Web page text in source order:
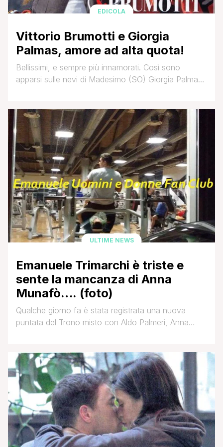
EDICOLA
Vittorio Brumotti e Giorgia
Palmas, amore ad alta quota!
Bellissimi, e sempre più innamorati. Così sono
apparsi sulle nevi di Madesimo (SO) Giorgia Palmas
più. Il campione di bike trial, come al suo solito, si è
esibito in una serie di acrobazie, ma l'ex naufraga lo
guardava tranquilla: [']
ULTIME NEWS
Emanuele Trimarchi è triste e
sente la mancanza di Anna
Munafò…. (foto)
Qualche giorno fa è stata registrata una nuova
puntata del Trono misto con Aldo Palmeri, Anna
corteggiatore di Anna, Emanuele Trimarchi, non è
andata benissimo. Dalla sua fanpage ecco cosa
scrive lo staff vicino al corteggiatore romano: Nella
gallery [']